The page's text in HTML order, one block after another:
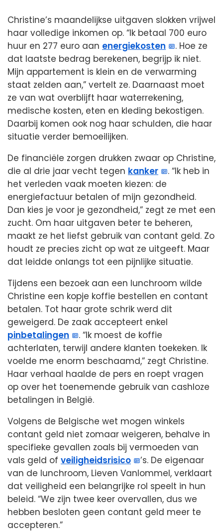
Christine’s maandelijkse uitgaven slokken vrijwel
haar volledige inkomen op. “Ik betaal 700 euro
huur en 277 euro aan energiekosten
. Hoe ze
dat laatste bedrag berekenen, begrijp ik niet.
Mijn appartement is klein en de verwarming
staat zelden aan,” vertelt ze. Daarnaast moet
ze van wat overblijft haar waterrekening,
medische kosten, eten en kleding bekostigen.
Daarbij komen ook nog haar schulden, die haar
situatie verder bemoeilijken.
De financiële zorgen drukken zwaar op Christine,
die al drie jaar vecht tegen kanker
. “Ik heb in
het verleden vaak moeten kiezen: de
energiefactuur betalen of mijn gezondheid.
Dan kies je voor je gezondheid,” zegt ze met een
zucht. Om haar uitgaven beter te beheren,
maakt ze het liefst gebruik van contant geld. Zo
houdt ze precies zicht op wat ze uitgeeft. Maar
dat leidde onlangs tot een pijnlijke situatie.
Tijdens een bezoek aan een lunchroom wilde
Christine een kopje koffie bestellen en contant
betalen. Tot haar grote schrik werd dit
geweigerd. De zaak accepteert enkel
pinbetalingen
. “Ik moest de koffie
achterlaten, terwijl andere klanten toekeken. Ik
voelde me enorm beschaamd,” zegt Christine.
Haar verhaal haalde de pers en roept vragen
op over het toenemende gebruik van cashloze
betalingen in België.
Volgens de Belgische wet mogen winkels
contant geld niet zomaar weigeren, behalve in
specifieke gevallen zoals bij vermoeden van
vals geld of veiligheidsrisico
’s. De eigenaar
van de lunchroom, Lieven Vanlommel, verklaart
dat veiligheid een belangrijke rol speelt in hun
beleid. “We zijn twee keer overvallen, dus we
hebben besloten geen contant geld meer te
accepteren.”